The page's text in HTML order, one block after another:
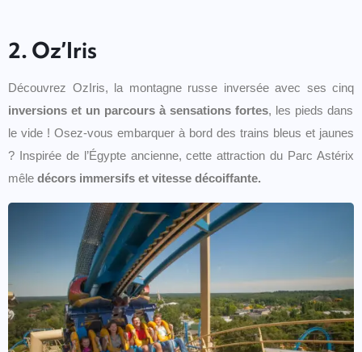
2. Oz’Iris
Découvrez OzIris, la montagne russe inversée avec ses cinq
inversions et un parcours à sensations fortes, les pieds dans
le vide ! Osez-vous embarquer à bord des trains bleus et jaunes
? Inspirée de l’Égypte ancienne, cette attraction du Parc Astérix
mêle décors immersifs et vitesse décoiffante.